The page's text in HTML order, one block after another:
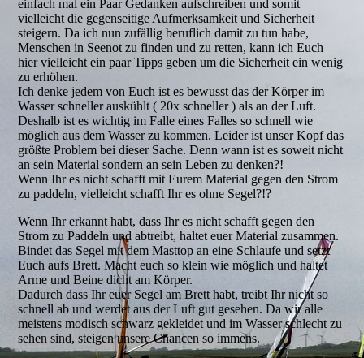
einfach mal ein Paar Gedanken aufschreiben und somit
vielleicht die gegenseitige Aufmerksamkeit und Sicherheit
steigern. Da ich nun zufällig beruflich damit zu tun habe,
Menschen in Seenot zu finden und zu retten, kann ich Euch
hier vielleicht ein paar Tipps geben um die Sicherheit ein wenig
zu erhöhen.
Ich denke jedem von Euch ist es bewusst das der Körper im
Wasser schneller auskühlt ( 20x schneller ) als an der Luft.
Deshalb ist es wichtig im Falle eines Falles so schnell wie
möglich aus dem Wasser zu kommen. Leider ist unser Kopf das
größte Problem bei dieser Sache. Denn wann ist es soweit nicht
an sein Material sondern an sein Leben zu denken?!
Wenn Ihr es nicht schafft mit Eurem Material gegen den Strom
zu paddeln, vielleicht schafft Ihr es ohne Segel?!?
Wenn Ihr erkannt habt, dass Ihr es nicht schafft gegen den
Strom zu Paddeln und abtreibt, haltet euer Material zusammen.
Bindet das Segel mit dem Masttop an eine Schlaufe und setzt
Euch aufs Brett. Macht euch so klein wie möglich und haltet
Arme und Beine dicht am Körper.
Dadurch dass Ihr euer Segel am Brett habt, treibt Ihr nicht so
schnell ab und werdet aus der Luft gut gesehen. Da wir alle
meistens modisch schwarz gekleidet und im Wasser schlecht zu
sehen sind, steigen unsere Chancen so immens.